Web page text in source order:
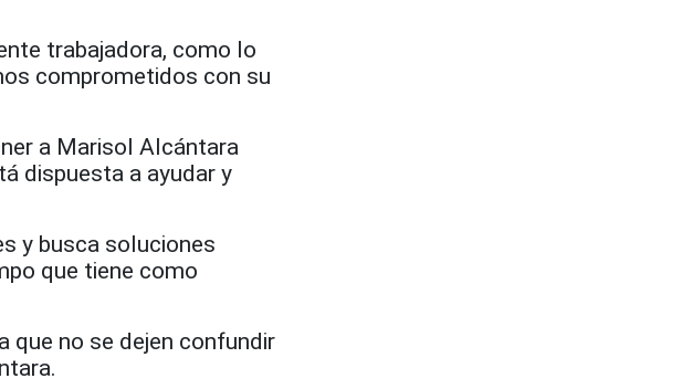
trabajadora, como lo
comprometidos con su
a Marisol Alcántara
dispuesta a ayudar y
y busca soluciones
que tiene como
que no se dejen confundir